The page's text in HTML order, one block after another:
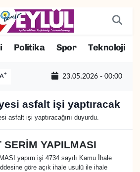
Politika Spor Teknoloji
A+ 23.05.2026 - 00:00
asfalt işi yaptıracak
asfalt işi yaptıracağını duyurdu.
SERİM YAPILMASI
yapım işi 4734 sayılı Kamu İhale
göre açık ihale usulü ile ihale
ve Fikstür